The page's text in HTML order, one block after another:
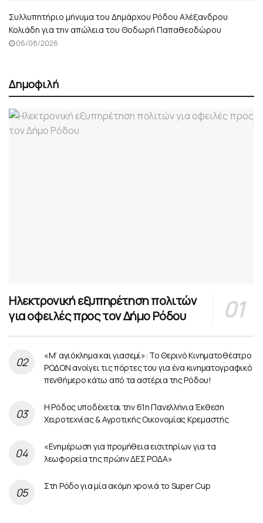
Συλλυπητήριο μήνυμα του Δημάρχου Ρόδου Αλέξανδρου
Κολιάδη για την απώλεια του Θοδωρή Παπαθεοδώρου
06/08/2026
Δημοφιλή
Ηλεκτρονική εξυπηρέτηση πολιτών
για οφειλές προς τον Δήμο Ρόδου
«Μ’ αγιόκλημα και γιασεμί»: Το Θερινό Κινηματοθέατρο
ΡΟΔΟΝ ανοίγει τις πόρτες του για ένα κινηματογραφικό
πενθήμερο κάτω από τα αστέρια της Ρόδου!
Η Ρόδος υποδέχεται την 61η Πανελλήνια Έκθεση
Χειροτεχνίας & Αγροτικής Οικονομίας Κρεμαστής
«Ενημέρωση για προμήθεια εισιτηρίων για τα
λεωφορεία της πρώην ΔΕΣ ΡΟΔΑ»
Στη Ρόδο για μία ακόμη χρονιά το Super Cup